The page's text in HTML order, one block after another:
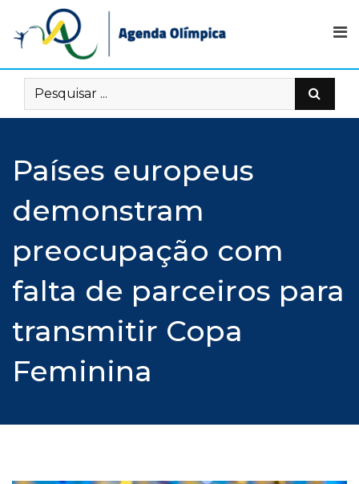
content
Países europeus
demonstram
preocupação com
falta de parceiros para
transmitir Copa
Feminina